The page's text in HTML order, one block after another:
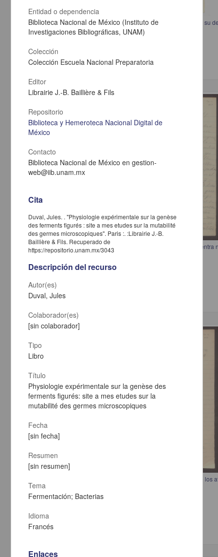
Carta de Cesáreo Ortiz Bravo a Francisco I. Madero en la que externa su
Ortiz Bravo, Cesáreo
Multidisciplina
Carta de V. Talamantes a Francisco I. Madero indicando que se
prestar sus servicios
Talamantes, V.
Multidisciplina
Carta de Margarita Robles a Francisco I. Madero en la que informa de los
Alberto de la Garza por estar a favor del movimiento maderista
Robles, Margarita
Multidisciplina
Entidad o dependencia
Biblioteca Nacional de México (Instituto de
Investigaciones Bibliográficas, UNAM)
Colección
Colección Escuela Nacional Preparatoria
Editor
Librairie J.-B. Baillière & Fils
Repositorio
Biblioteca y Hemeroteca Nacional Digital de
México
Contacto
Biblioteca Nacional de México en gestion-
web@iib.unam.mx
Cita
Duval, Jules. . "Physiologie expérimentale sur la genèse
des ferments figurés : site a mes etudes sur la mutabilité
des germes microscopiques". Paris :. :Librairie J.-B.
Baillière & Fils. Recuperado de
https://repositorio.unam.mx/3043
Descripción del recurso
Autor(es)
Duval, Jules
Colaborador(es)
[sin colaborador]
Tipo
Libro
Título
Physiologie expérimentale sur la genèse des
ferments figurés: site a mes etudes sur la
mutabilité des germes microscopiques
Fecha
[sin fecha]
Resumen
[sin resumen]
Tema
Fermentación; Bacterias
Idioma
Francés
Enlaces